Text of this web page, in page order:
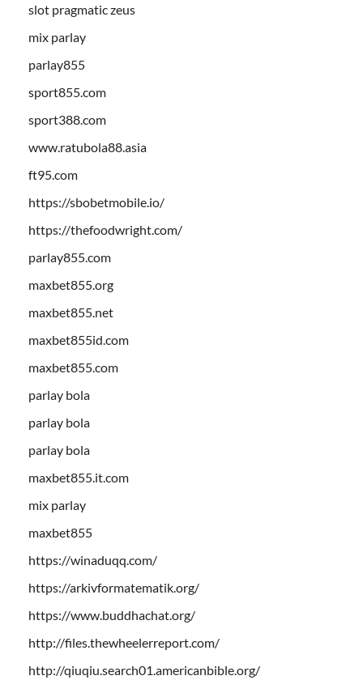
slot pragmatic zeus
mix parlay
parlay855
sport855.com
sport388.com
www.ratubola88.asia
ft95.com
https://sbobetmobile.io/
https://thefoodwright.com/
parlay855.com
maxbet855.org
maxbet855.net
maxbet855id.com
maxbet855.com
parlay bola
parlay bola
parlay bola
maxbet855.it.com
mix parlay
maxbet855
https://winaduqq.com/
https://arkivformatematik.org/
https://www.buddhachat.org/
http://files.thewheelerreport.com/
http://qiuqiu.search01.americanbible.org/